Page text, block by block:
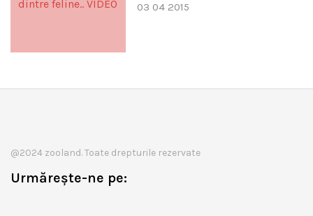
03 04 2015
@2024 zooland. Toate drepturile rezervate
Urmărește-ne pe: